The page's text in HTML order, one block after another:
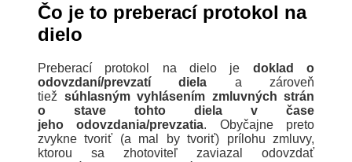
čo je to preberací protokol na
dielo
Preberací protokol na dielo je doklad o
odovzdaní/prevzatí diela a zároveň
tiež súhlasným vyhlásením zmluvných strán
o stave tohto diela v čase
jeho odovzdania/prevzatia. Obyčajne preto
zvykne tvoriť (a mal by tvoriť) prílohu zmluvy,
ktorou sa zhotoviteľ zaviazal odovzdať